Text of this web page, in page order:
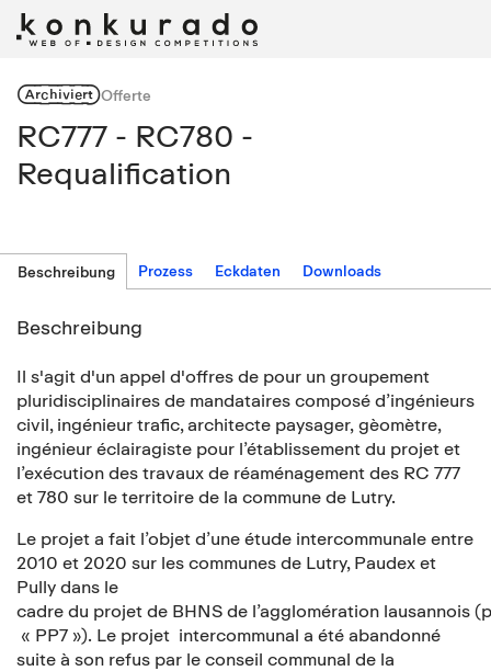
ArchiviertOfferte
RC777 - RC780 -
Requalification
Beschreibung Prozess Eckdaten Downloads
Beschreibung
Il s'agit d'un appel d'offres de pour un groupement
pluridisciplinaires de mandataires composé d’ingénieurs
civil, ingénieur trafic, architecte paysager, gèomètre,
ingénieur éclairagiste pour l’établissement du projet et
l’exécution des travaux de réaménagement des RC 777
et 780 sur le territoire de la commune de Lutry.
Le projet a fait l’objet d’une étude intercommunale entre
2010 et 2020 sur les communes de Lutry, Paudex et
Pully dans le
cadre du projet de BHNS de l’agglomération lausannois
« PP7 »). Le projet intercommunal a été abandonné
suite à son refus par le conseil communal de la